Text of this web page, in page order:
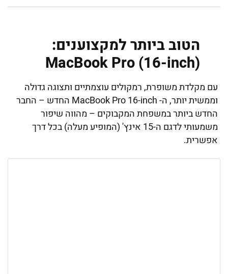
הטוב ביותר למקצוענים:
MacBook Pro (16-inch)
עם מקלדת משופרת, רמקולים עוצמתיים ותצוגה גדולה
וממשית יותר, ה- MacBook Pro 16-inch החדש – החבר
החדש ביותר במשפחת המקבוקים – מהווה שיפור
משמעותי לדגם ה-15 אינץ' (המופיע מעלה) בכל דרך
אפשרית.